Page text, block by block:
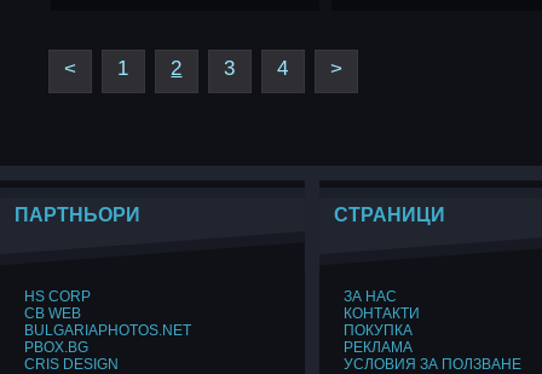
< 1 2 3 4 >
ПАРТНЬОРИ
HS CORP
CB WEB
BULGARIAPHOTOS.NET
PBOX.BG
CRIS DESIGN
СТРАНИЦИ
ЗА НАС
КОНТАКТИ
ПОКУПКА
РЕКЛАМА
УСЛОВИЯ ЗА ПОЛЗВАНЕ